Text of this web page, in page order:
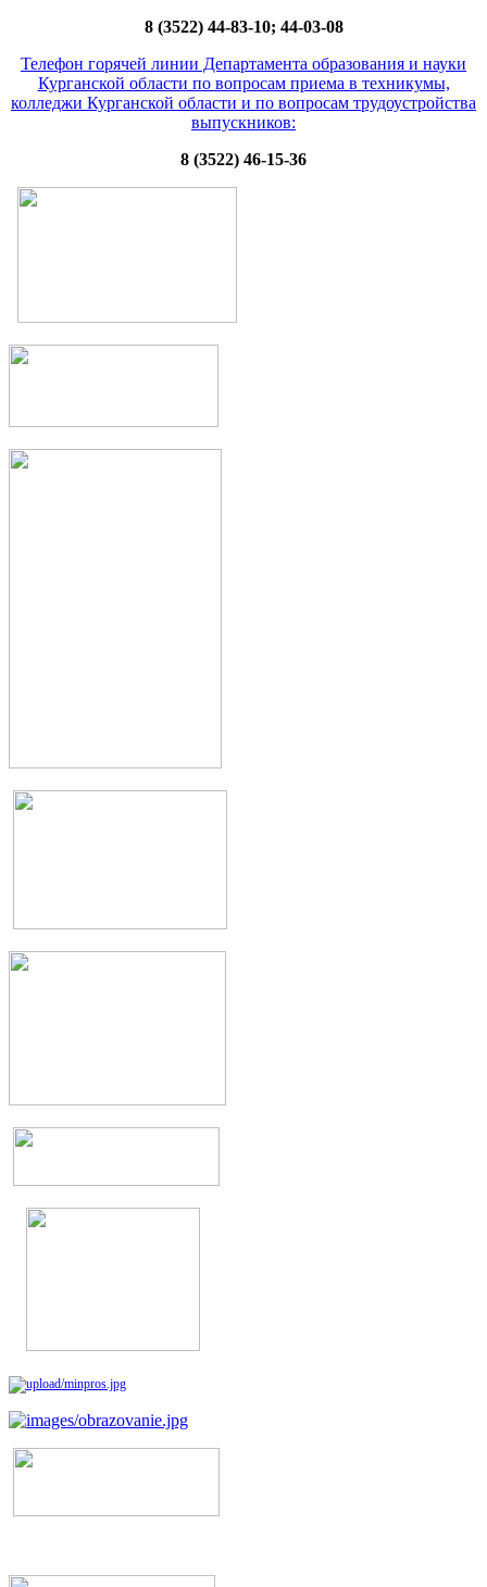
8 (3522) 44-83-10; 44-03-08
Телефон горячей линии Департамента образования и науки
Курганской области по вопросам приема в техникумы,
колледжи Курганской области и по вопросам трудоустройства
выпускников:
8 (3522) 46-15-36